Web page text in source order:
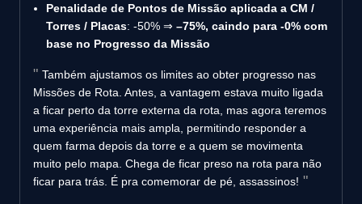
Penalidade de Pontos de Missão aplicada a CM /
Torres / Placas: -50% ⇒ –75%, caindo para -0% com
base no Progresso da Missão
Também ajustamos os limites ao obter progresso nas
Missões de Rota. Antes, a vantagem estava muito ligada
a ficar perto da torre externa da rota, mas agora teremos
uma experiência mais ampla, permitindo responder a
quem farma depois da torre e a quem se movimenta
muito pelo mapa. Chega de ficar preso na rota para não
ficar para trás. É pra comemorar de pé, assassinos!